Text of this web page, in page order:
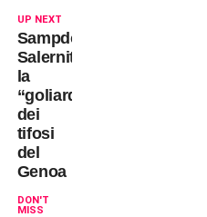
UP NEXT
Sampdoria-
Salernitana:
la
“goliardia”
dei
tifosi
del
Genoa
DON'T
MISS